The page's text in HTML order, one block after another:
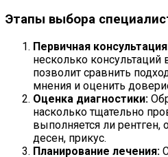
Этапы выбора
Первичная
несколько
позволит сравнить
мнения и оценить
Оценка диагностики:
насколько тщательно
выполняется ли рентген,
десен, прикус.
Планирование лечения: